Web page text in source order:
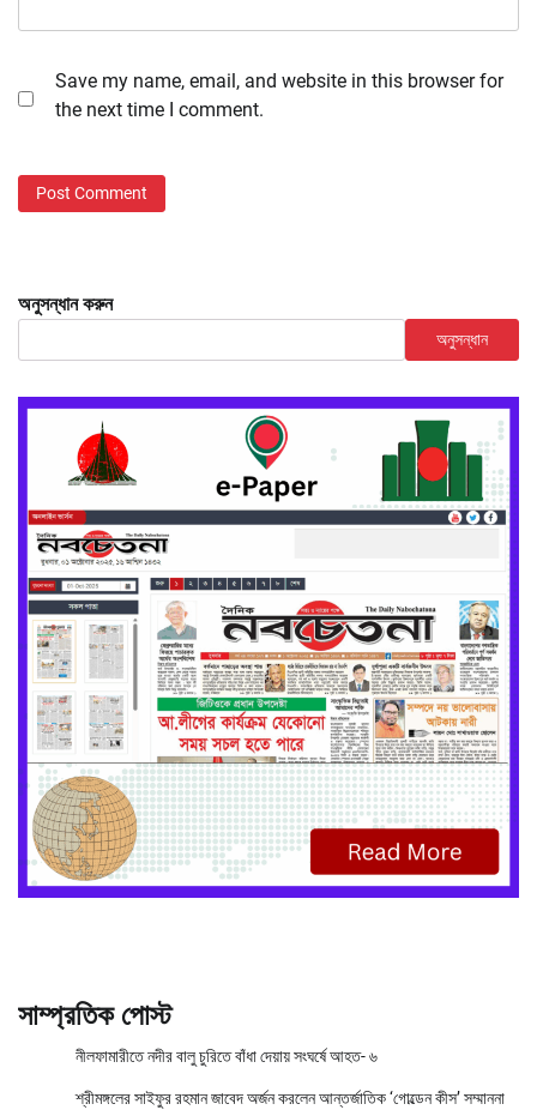
Save my name, email, and website in this browser for
the next time I comment.
অনুসন্ধান করুন
অনুসন্ধান
সাম্প্রতিক পোস্ট
নীলফামারীতে নদীর বালু চুরিতে বাঁধা দেয়ায় সংঘর্ষে আহত- ৬
শ্রীমঙ্গলের সাইফুর রহমান জাবেদ অর্জন করলেন আন্তর্জাতিক ‘গোল্ডেন কীস’ সম্মাননা